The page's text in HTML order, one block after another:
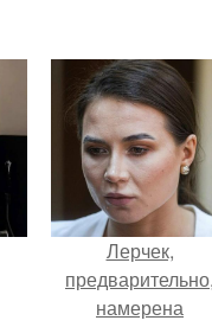
Лерчек,
предварительно,
намерена